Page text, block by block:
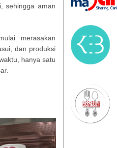
sehingga aman
merasakan
dan produksi
hanya satu